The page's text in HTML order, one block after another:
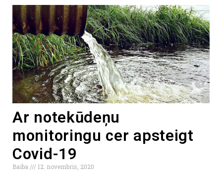
Ar notekūdeņu
monitoringu cer apsteigt
Covid-19
Baiba
12. novembris, 2020